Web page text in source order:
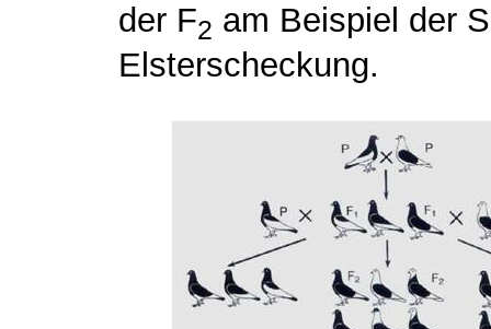
der F2 am Beispiel der
Elsterscheckung.